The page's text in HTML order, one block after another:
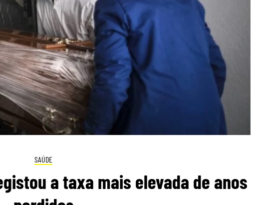
SAÚDE
a taxa mais elevada de anos